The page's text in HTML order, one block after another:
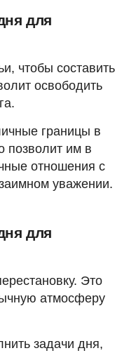
для
чтобы составить
освободить
границы в
позволит им в
отношения с
уважении.
для
Это
атмосферу
задачи дня,